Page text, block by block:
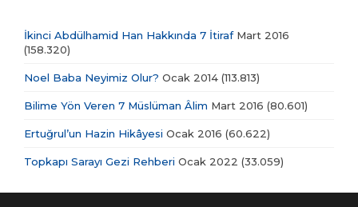
İkinci Abdülhamid Han Hakkında 7 İtirafMart 2016
(158.320)
Noel Baba Neyimiz Olur? Ocak 2014 (113.813)
Bilime Yön Veren 7 Müslüman Âlim Mart 2016 (80.601)
Ertuğrul’un Hazin Hikâyesi Ocak 2016 (60.622)
Topkapı Sarayı Gezi Rehberi Ocak 2022 (33.059)